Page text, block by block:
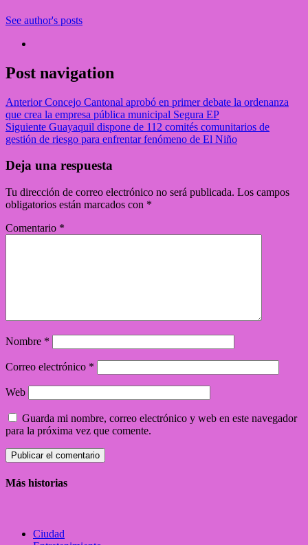
See author's posts
Post navigation
AnteriorConcejo Cantonal aprobó en primer debate la ordenanza
que crea la empresa pública municipal Segura EP
Siguiente Guayaquil dispone de 112 comités comunitarios de
gestión de riesgo para enfrentar fenómeno de El Niño
Deja una respuesta
Tu dirección de correo electrónico no será publicada. Los campos
obligatorios están marcados con *
Comentario *
Nombre *
Correo electrónico *
Web
Guarda mi nombre, correo electrónico y web en este navegador
para la próxima vez que comente.
Más historias
Ciudad